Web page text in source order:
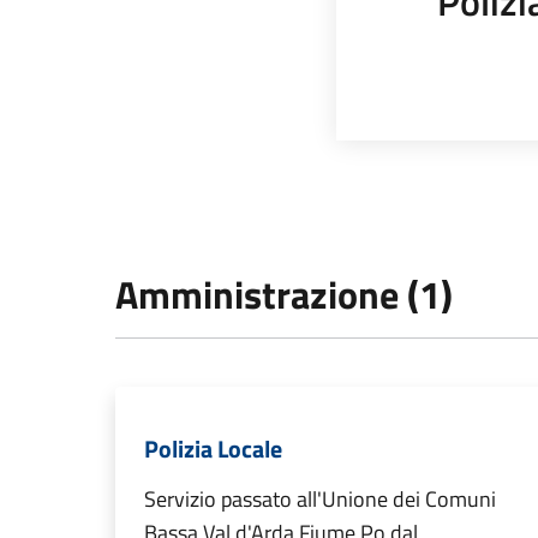
Amministrazione (1)
Polizia Locale
Servizio passato all'Unione dei Comuni